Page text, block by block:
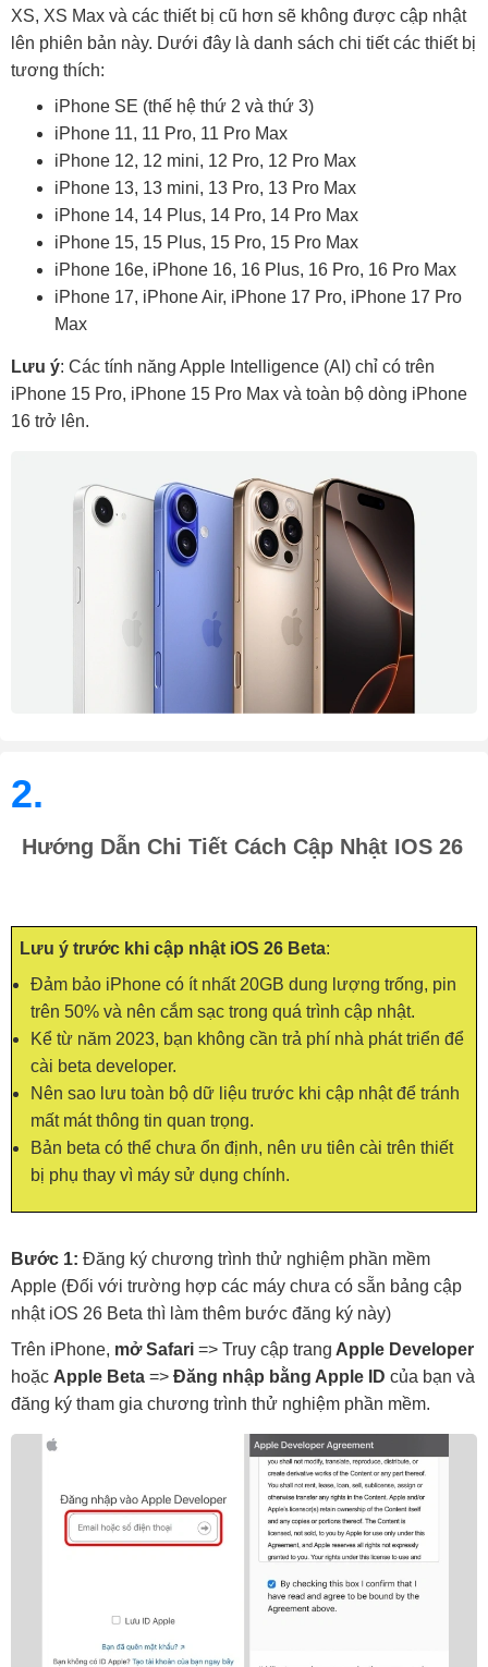
XS, XS Max và các thiết bị cũ hơn sẽ không được cập nhật
lên phiên bản này. Dưới đây là danh sách chi tiết các thiết bị
tương thích:
iPhone SE (thế hệ thứ 2 và thứ 3)
iPhone 11, 11 Pro, 11 Pro Max
iPhone 12, 12 mini, 12 Pro, 12 Pro Max
iPhone 13, 13 mini, 13 Pro, 13 Pro Max
iPhone 14, 14 Plus, 14 Pro, 14 Pro Max
iPhone 15, 15 Plus, 15 Pro, 15 Pro Max
iPhone 16e, iPhone 16, 16 Plus, 16 Pro, 16 Pro Max
iPhone 17, iPhone Air, iPhone 17 Pro, iPhone 17 Pro
Max
Lưu ý: Các tính năng Apple Intelligence (AI) chỉ có trên
iPhone 15 Pro, iPhone 15 Pro Max và toàn bộ dòng iPhone
16 trở lên.
2.
Hướng Dẫn Chi Tiết Cách Cập Nhật IOS 26
Lưu ý trước khi cập nhật iOS 26 Beta:
Đảm bảo iPhone có ít nhất 20GB dung lượng trống, pin
trên 50% và nên cắm sạc trong quá trình cập nhật.
Kể từ năm 2023, bạn không cần trả phí nhà phát triển để
cài beta developer.
Nên sao lưu toàn bộ dữ liệu trước khi cập nhật để tránh
mất mát thông tin quan trọng.
Bản beta có thể chưa ổn định, nên ưu tiên cài trên thiết
bị phụ thay vì máy sử dụng chính.
Bước 1: Đăng ký chương trình thử nghiệm phần mềm
Apple (Đối với trường hợp các máy chưa có sẵn bảng cập
nhật iOS 26 Beta thì làm thêm bước đăng ký này)
Trên iPhone, mở Safari => Truy cập trang Apple Developer
hoặc Apple Beta => Đăng nhập bằng Apple ID của bạn và
đăng ký tham gia chương trình thử nghiệm phần mềm.